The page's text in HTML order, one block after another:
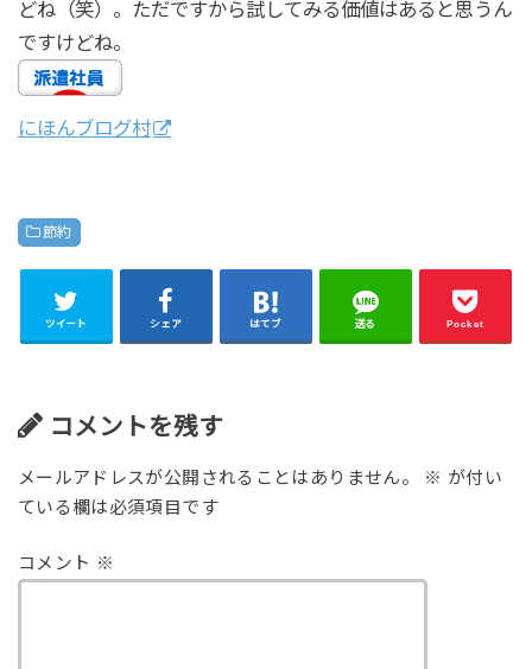
どね（笑）。ただですから試してみる価値はあると思うん
ですけどね。
にほんブログ村
節約
ツイート シェア はてブ 送る Pocket
コメントを残す
メールアドレスが公開されることはありません。 ※ が付い
ている欄は必須項目です
コメント ※